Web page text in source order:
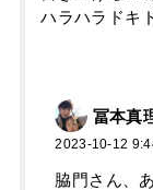
ハラハラドキ
冨本真
2023-10-12
脇門さん、